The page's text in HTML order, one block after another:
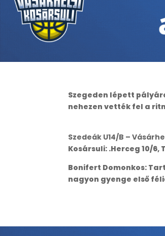
Szegeden lépett
nehezen vették fel a
Szedeák U14/B –
Kosársuli: .Herceg 10/6,
Bonifert Domonkos:
nagyon gyenge első